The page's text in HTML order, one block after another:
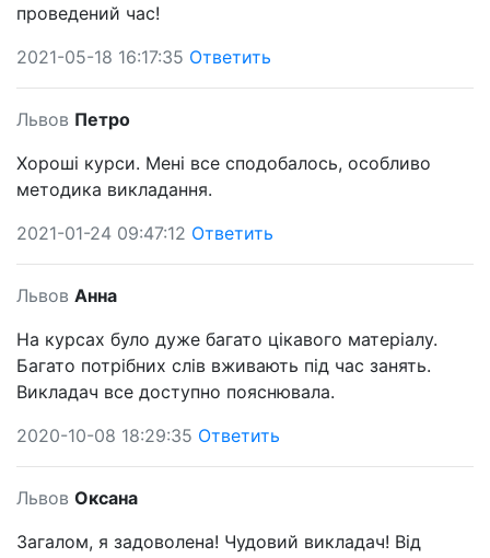
проведений час!
2021-05-18 16:17:35 Ответить
Львов Петро
Хороші курси. Мені все сподобалось, особливо
методика викладання.
2021-01-24 09:47:12 Ответить
Львов Анна
На курсах було дуже багато цікавого матеріалу.
Багато потрібних слів вживають під час занять.
Викладач все доступно пояснювала.
2020-10-08 18:29:35 Ответить
Львов Оксана
Загалом, я задоволена! Чудовий викладач! Від